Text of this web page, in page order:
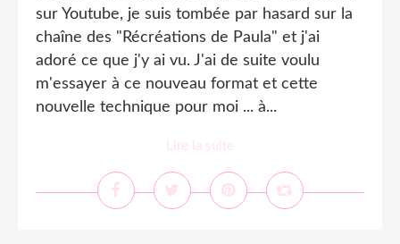
sur Youtube, je suis tombée par hasard sur la
chaîne des "Récréations de Paula" et j'ai
adoré ce que j'y ai vu. J'ai de suite voulu
m'essayer à ce nouveau format et cette
nouvelle technique pour moi ... à...
Lire la suite